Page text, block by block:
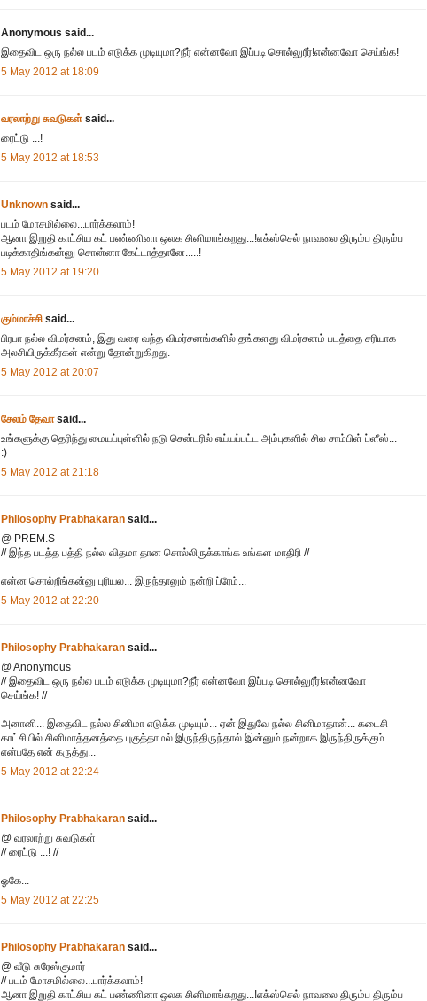
Anonymous said...
இதைவிட ஒரு நல்ல படம் எடுக்க முடியுமா?நீர் என்னவோ இப்படி சொல்லுரீர்!என்னவோ செய்ங்க!
5 May 2012 at 18:09
வரலாற்று சுவடுகள் said...
ரைட்டு ...!
5 May 2012 at 18:53
Unknown said...
படம் மோசமில்லை...பார்க்கலாம்!
ஆனா இறுதி காட்சிய கட் பண்ணினா ஒலக சினிமாங்கறது...!எக்ஸ்செல் நாவலை திரும்ப திரும்ப
படிக்காதிங்கன்னு சொன்னா கேட்டாத்தானே.....!
5 May 2012 at 19:20
கும்மாச்சி said...
பிரபா நல்ல விமர்சனம், இது வரை வந்த விமர்சனங்களில் தங்களது விமர்சனம் படத்தை சரியாக
அலசியிருக்கீர்கள் என்று தோன்றுகிறது.
5 May 2012 at 20:07
சேலம் தேவாsaid...
உங்களுக்கு தெரிந்து மையப்புள்ளில் நடு சென்டரில் எய்யப்பட்ட அம்புகளில் சில சாம்பிள் ப்ளீஸ்...
:)
5 May 2012 at 21:18
Philosophy Prabhakaran said...
@ PREM.S
// இந்த படத்த பத்தி நல்ல விதமா தான சொல்லிருக்காங்க உங்கள மாதிரி //
என்ன சொல்றீங்கன்னு புரியல... இருந்தாலும் நன்றி ப்ரேம்...
5 May 2012 at 22:20
Philosophy Prabhakaran said...
@ Anonymous
// இதைவிட ஒரு நல்ல படம் எடுக்க முடியுமா?நீர் என்னவோ இப்படி சொல்லுரீர்!என்னவோ
செய்ங்க! //
அனானி... இதைவிட நல்ல சினிமா எடுக்க முடியும்... ஏன் இதுவே நல்ல சினிமாதான்... கடைசி
காட்சியில் சினிமாத்தனத்தை புகுத்தாமல் இருந்திருந்தால் இன்னும் நன்றாக இருந்திருக்கும்
என்பதே என் கருத்து...
5 May 2012 at 22:24
Philosophy Prabhakaran said...
@ வரலாற்று சுவடுகள்
// ரைட்டு ...! //
ஓகே...
5 May 2012 at 22:25
Philosophy Prabhakaran said...
@ வீடு சுரேஸ்குமார்
// படம் மோசமில்லை...பார்க்கலாம்!
ஆனா இறுதி காட்சிய கட் பண்ணினா ஒலக சினிமாங்கறது...!எக்ஸ்செல் நாவலை திரும்ப திரும்ப